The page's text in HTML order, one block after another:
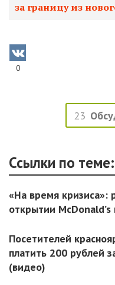
за границу из
0
23
Ссылки по теме:
«На время кризиса»:
открытии McDonald’s
Посетителей
платить 200 рублей
(видео)